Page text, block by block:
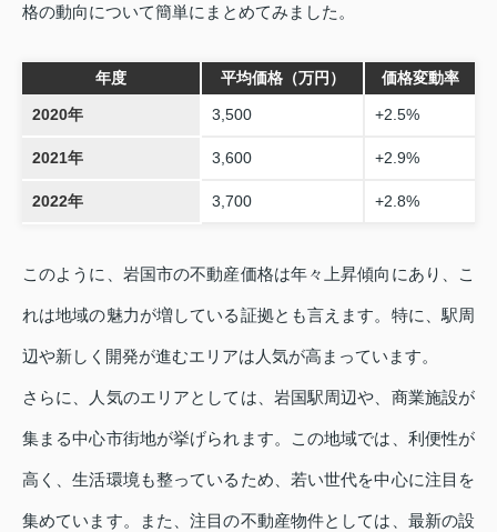
格の動向について簡単にまとめてみました。
年度 平均価格（万円） 価格変動率
2020年 3,500 +2.5%
2021年 3,600 +2.9%
2022年 3,700 +2.8%
このように、岩国市の不動産価格は年々上昇傾向にあり、こ
れは地域の魅力が増している証拠とも言えます。特に、駅周
辺や新しく開発が進むエリアは人気が高まっています。
さらに、人気のエリアとしては、岩国駅周辺や、商業施設が
集まる中心市街地が挙げられます。この地域では、利便性が
高く、生活環境も整っているため、若い世代を中心に注目を
集めています。また、注目の不動産物件としては、最新の設